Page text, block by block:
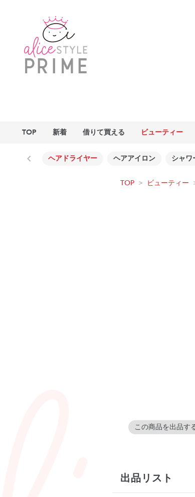
TOP 新着 借りて買える ビューティー
ヘアドライヤー ヘアアイロン シャワ
TOP > ビューティー
この商品を出品す
出品リスト